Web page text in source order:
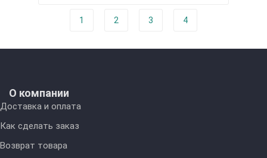
1 2 3 4
О компании
Доставка и оплата
Как сделать заказ
Возврат товара